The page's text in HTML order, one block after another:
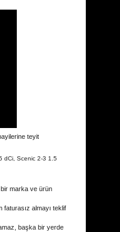
teyit
dCi, Scenic 2-3 1.5
bir marka ve ürün
faturasız almayı teklif
başka bir yerde